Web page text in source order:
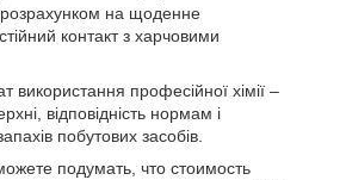
розрахунком на щоденне
контакт з харчовими
використання професійної хімії –
відповідність нормам і
побутових засобів.
подумать, что стоимость